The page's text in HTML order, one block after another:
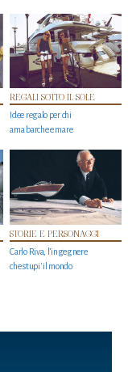
REGALI SOTTO IL SOLE
Idee regalo per chi
ama barche e mare
STORIE E PERSONAGGI
Carlo Riva, l’ingegnere
che stupi' il mondo